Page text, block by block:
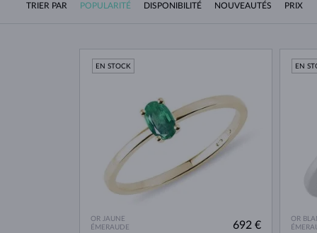
TRIER PAR POPULARITÉ DISPONIBILITÉ NOUVEAUTÉS PRIX
OR JAUNE
ÉMERAUDE
EN STOCK
692 €
OR
EN